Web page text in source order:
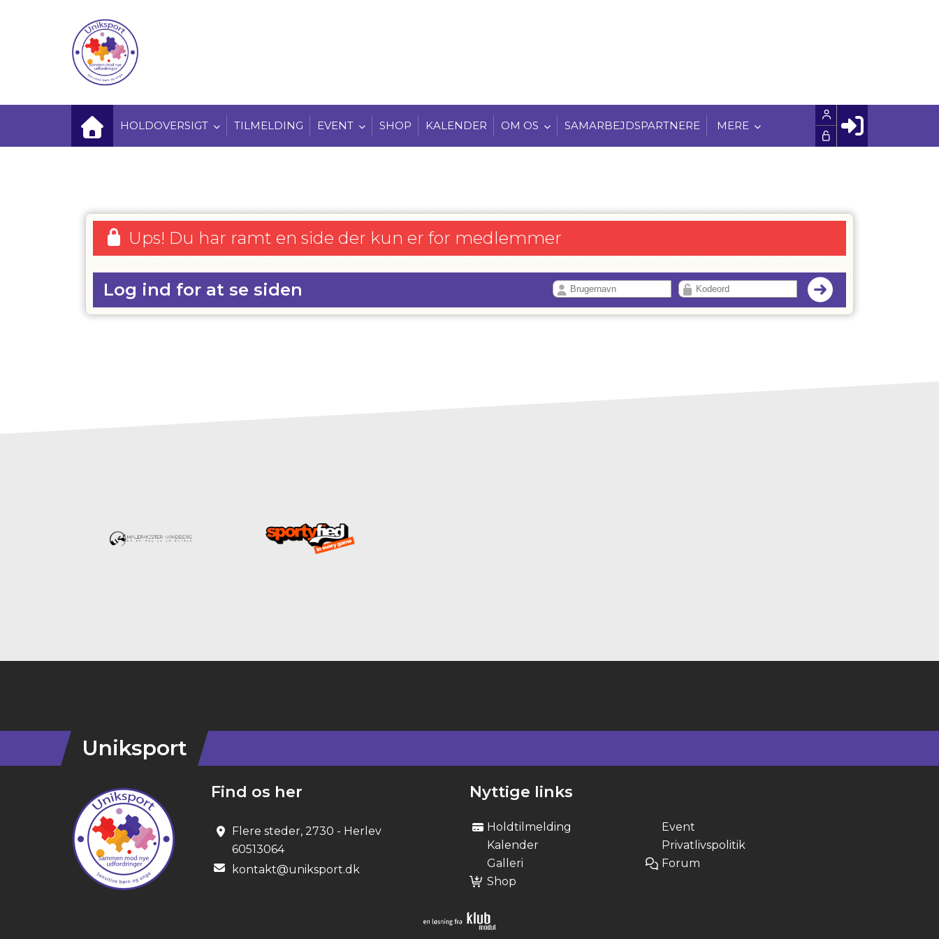
HOLDOVERSIGT TILMELDING EVENT SHOP KALENDER OM OS SAMARBEJDSPARTNERE MERE
LOG IND
Ups! Du har ramt en side der kun er for medlemmer
Log ind for at se siden
Uniksport
Find os her
Flere steder, 2730 - Herlev
60513064
kontakt@uniksport.dk
Nyttige links
Holdtilmelding
Event
Kalender
Privatlivspolitik
Galleri
Forum
Shop